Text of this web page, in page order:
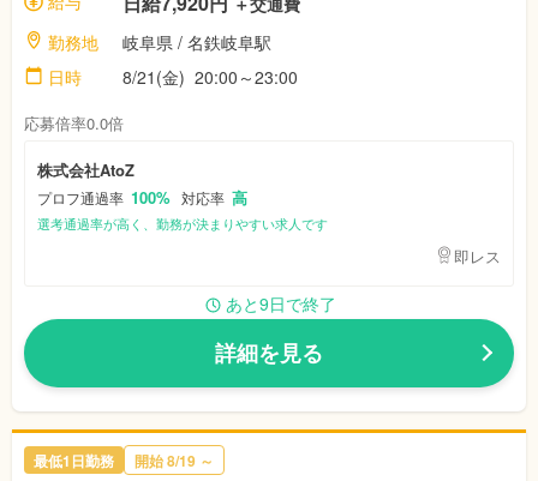
勤務地
岐阜県 / 名鉄岐阜駅
日時
8/21(金) 20:00～23:00
応募倍率0.0倍
株式会社AtoZ
プロフ通過率 100% 対応率 高
選考通過率が高く、勤務が決まりやすい求人です
即レス
あと9日で終了
詳細を見る
最低1日勤務 開始8/19 ～